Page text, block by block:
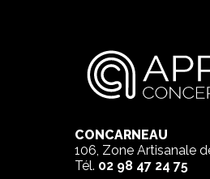
CONCARNEAU
106, Zone Artisanale
Tél. 02 98 47 24 75